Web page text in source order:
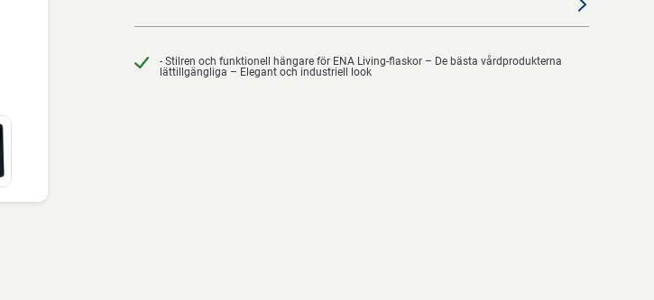
- Stilren och funktionell hängare för ENA Living-flaskor – De bästa vårdprodukterna
lättillgängliga – Elegant och industriell look